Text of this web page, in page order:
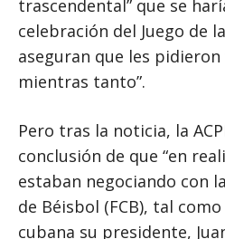
trascendental” que se
celebración del Juego de
aseguran que les
mientras tanto”.
Pero tras la noticia, la
conclusión de que “en
estaban negociando con
de Béisbol (FCB), tal
cubana su presidente,